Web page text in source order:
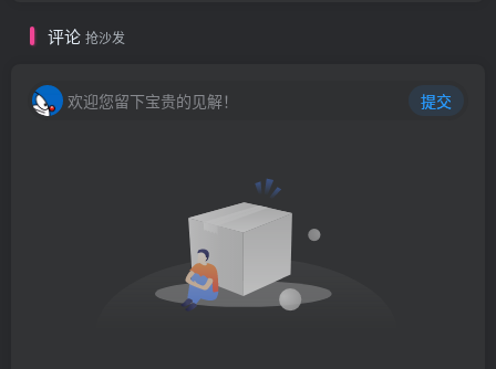
评论 抢沙发
欢迎您留下宝贵的见解！ 提交